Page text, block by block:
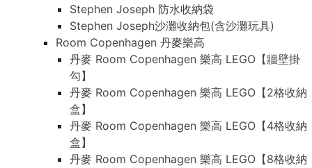
Stephen Joseph 防水收納袋
Stephen Joseph沙灘收納包(含沙灘玩具)
Room Copenhagen 丹麥樂高
丹麥 Room Copenhagen 樂高 LEGO【牆壁掛
勾】
丹麥 Room Copenhagen 樂高 LEGO【2格收納
盒】
丹麥 Room Copenhagen 樂高 LEGO【4格收納
盒】
丹麥 Room Copenhagen 樂高 LEGO【8格收納